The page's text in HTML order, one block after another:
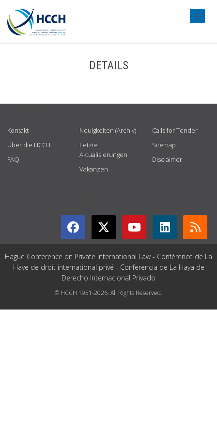
DETAILS
Kontakt
Über die HCCH
FAQ
Neuigkeiten (Archiv)
Letzte
Aktualisierungen
Vakanzen
Calls for Tender
Sitemap
Disclaimer
Hague Conference on Private International Law - Conférence de La
Haye de droit international privé - Conferencia de La Haya de
Derecho Internacional Privado
© HCCH 1951-2026. All Rights Reserved.